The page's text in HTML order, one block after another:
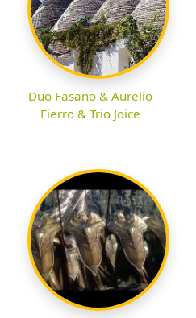
Duo Fasano & Aurelio
Fierro & Trio Joice